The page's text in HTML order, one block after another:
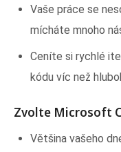
Vaše práce se
mícháte mnoho
Ceníte si rychlé
kódu víc než
Zvolte Microsoft
Většina vašeho